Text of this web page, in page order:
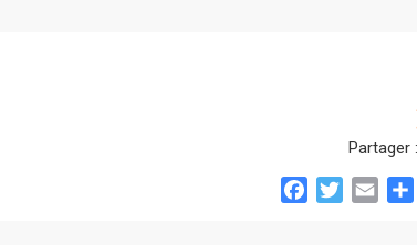
Partager :
FacebookTwitterEmail